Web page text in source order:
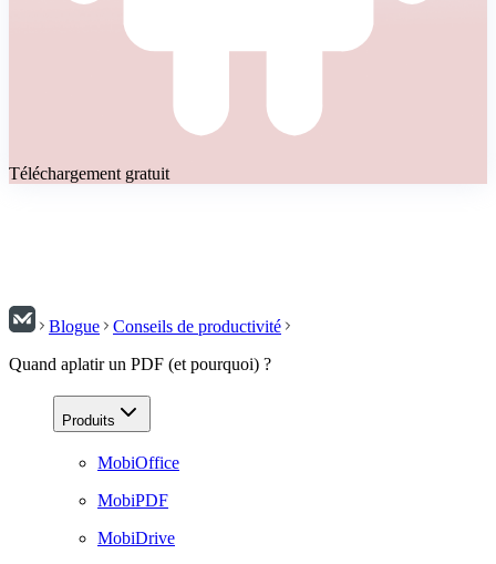
Téléchargement gratuit
Blogue
Conseils de productivité
Quand aplatir un PDF (et pourquoi) ?
Produits
MobiOffice
MobiPDF
MobiDrive